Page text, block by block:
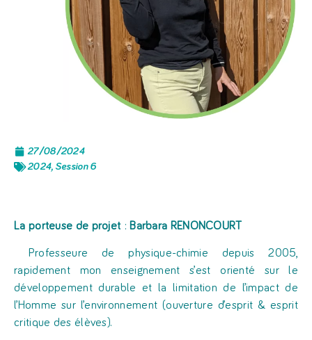
27/08/2024
2024, Session 6
La porteuse de projet :Barbara RENONCOURT
Professeure de physique-chimie depuis 2005,
rapidement mon enseignement s’est orienté sur le
développement durable et la limitation de l’impact de
l’Homme sur l’environnement (ouverture d’esprit & esprit
critique des élèves).